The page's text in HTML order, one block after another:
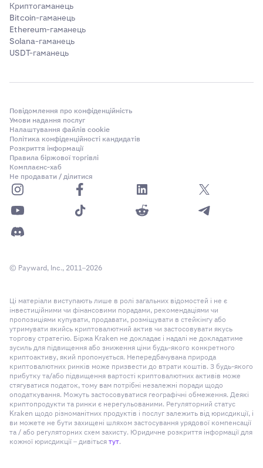
Криптогаманець
Bitcoin-гаманець
Ethereum-гаманець
Solana-гаманець
USDT-гаманець
Повідомлення про конфіденційність
Умови надання послуг
Налаштування файлів cookie
Політика конфіденційності кандидатів
Розкриття інформації
Правила біржової торгівлі
Комплаєнс-хаб
Не продавати / ділитися
© Payward, Inc., 2011–2026
Ці матеріали виступають лише в ролі загальних відомостей і не є
інвестиційними чи фінансовими порадами, рекомендаціями чи
пропозиціями купувати, продавати, розміщувати в стейкінгу або
утримувати якийсь криптовалютний актив чи застосовувати якусь
торгову стратегію. Біржа Kraken не докладає і надалі не докладатиме
зусиль для підвищення або зниження ціни будь-якого конкретного
криптоактиву, який пропонується. Непередбачувана природа
криптовалютних ринків може призвести до втрати коштів. З будь-якого
прибутку та/або підвищення вартості криптовалютних активів може
стягуватися податок, тому вам потрібні незалежні поради щодо
оподаткування. Можуть застосовуватися географічні обмеження. Деякі
криптопродукти та ринки є нерегульованими. Регуляторний статус
Kraken щодо різноманітних продуктів і послуг залежить від юрисдикції, і
ви можете не бути захищені шляхом застосування урядової компенсації
та / або регуляторних схем захисту. Юридичне розкриття інформації для
кожної юрисдикції – дивітьсятут.